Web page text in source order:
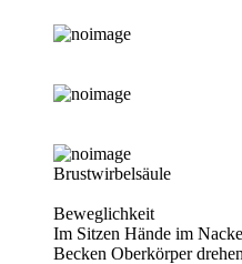
Brustwirbelsäule
Beweglichkeit
Im Sitzen Hände im
Becken Oberkörper drehen